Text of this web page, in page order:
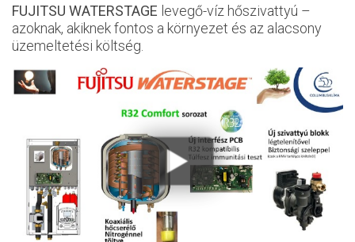
FUJITSU WATERSTAGE levegő-víz hőszivattyú –
azoknak, akiknek fontos a környezet és az alacsony
üzemeltetési költség.